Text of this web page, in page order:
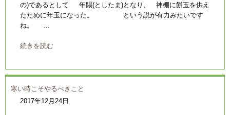
の)であるとして 年賜(としたま)となり、 神棚に餅玉を供え
たために年玉になった。 という説が有力みたいです
ね。 ...
続きを読む
寒い時こそやるべきこと
2017年12月24日